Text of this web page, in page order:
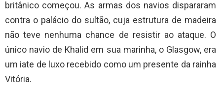
britânico começou. As armas dos navios dispararam
contra o palácio do sultão, cuja estrutura de madeira
não teve nenhuma chance de resistir ao ataque. O
único navio de Khalid em sua marinha, o Glasgow, era
um iate de luxo recebido como um presente da rainha
Vitória.